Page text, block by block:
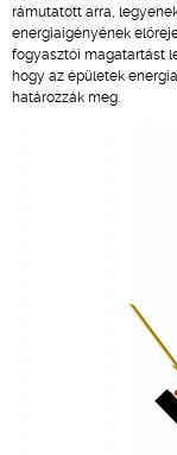
rámutatott arra,
energiaigényének
fogyasztói magatartást
hogy az épületek
határozzák meg.